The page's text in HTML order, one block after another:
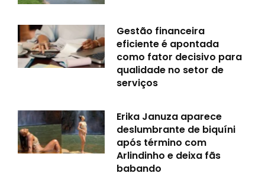
Gestão financeira
eficiente é apontada
como fator decisivo para
qualidade no setor de
serviços
Erika Januza aparece
deslumbrante de biquíni
após término com
Arlindinho e deixa fãs
babando